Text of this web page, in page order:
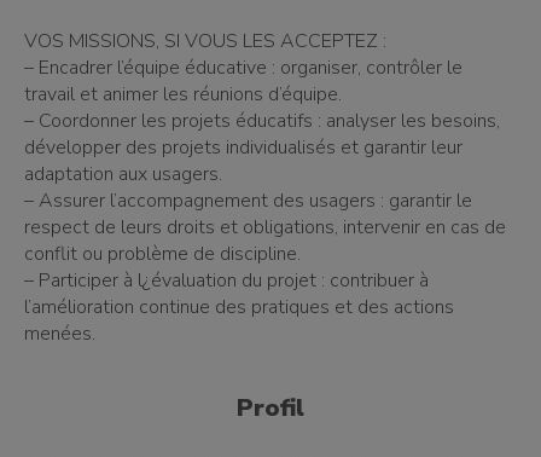
VOS MISSIONS, SI VOUS LES ACCEPTEZ :
– Encadrer l’équipe éducative : organiser, contrôler le
travail et animer les réunions d’équipe.
– Coordonner les projets éducatifs : analyser les besoins,
développer des projets individualisés et garantir leur
adaptation aux usagers.
– Assurer l’accompagnement des usagers : garantir le
respect de leurs droits et obligations, intervenir en cas de
conflit ou problème de discipline.
– Participer à l¿évaluation du projet : contribuer à
l’amélioration continue des pratiques et des actions
menées.
Profil